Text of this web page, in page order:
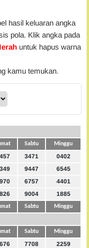
hasil keluaran angka
pola. Klik angka pada
untuk hapus warna
kamu temukan.
Sabtu Minggu
3471
0402
9447
6545
6757
4401
9004 1885
Sabtu Minggu
Sabtu Minggu
7708
2259